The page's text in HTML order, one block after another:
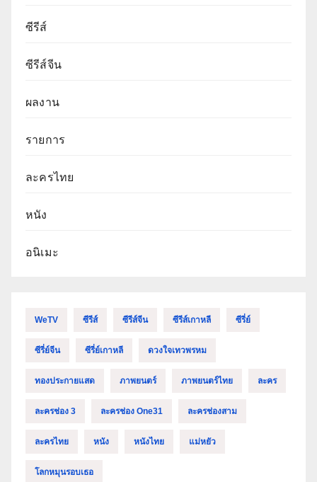
ซีรีส์
ซีรีส์จีน
ผลงาน
รายการ
ละครไทย
หนัง
อนิเมะ
WeTV ซีรีส์ ซีรีส์จีน ซีรีส์เกาหลี ซีรี่ย์
ซีรี่ย์จีน ซีรี่ย์เกาหลี ดวงใจเทวพรหม
ทองประกายแสด ภาพยนตร์ ภาพยนตร์ไทย ละคร
ละครช่อง 3 ละครช่อง One31 ละครช่องสาม
ละครไทย หนัง หนังไทย แม่หยัว
โลกหมุนรอบเธอ